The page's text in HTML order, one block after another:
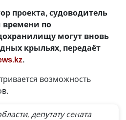
проекта, судоводитель
времени по
могут вновь
крыльях, передаёт
.
возможность
депутату сената